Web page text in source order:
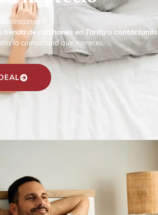
descanso?
tienda de colchones en Tarifao contáctanos
la comodidad que mereces.